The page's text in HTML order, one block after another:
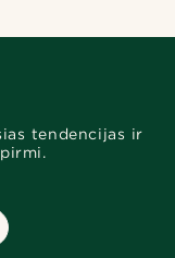
tendencijas ir